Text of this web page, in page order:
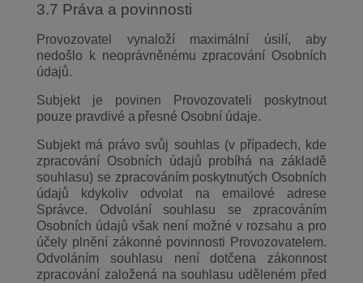
3.7 Práva a povinnosti
Provozovatel vynaloží maximální úsilí, aby
nedošlo k neoprávněnému zpracování Osobních
údajů.
Subjekt je povinen Provozovateli poskytnout
pouze pravdivé a přesné Osobní údaje.
Subjekt má právo svůj souhlas (v případech, kde
zpracování Osobních údajů probíhá na základě
souhlasu) se zpracováním poskytnutých Osobních
údajů kdykoliv odvolat na emailové adrese
Správce. Odvolání souhlasu se zpracováním
Osobních údajů však není možné v rozsahu a pro
účely plnění zákonné povinnosti Provozovatelem.
Odvoláním souhlasu není dotčena zákonnost
zpracování založená na souhlasu uděleném před